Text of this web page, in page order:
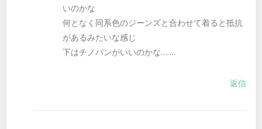
いのかな
何となく同系色のジーンズと合わせて着ると抵抗
があるみたいな感じ
下はチノパンがいいのかな…….
返信